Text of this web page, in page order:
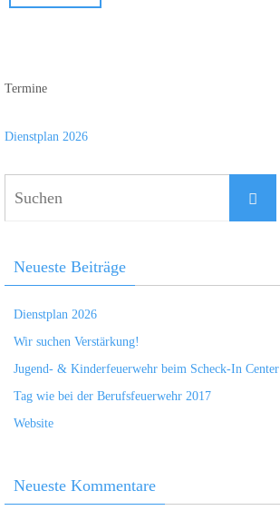
Termine
Dienstplan 2026
Neueste Beiträge
Dienstplan 2026
Wir suchen Verstärkung!
Jugend- & Kinderfeuerwehr beim Scheck-In Center
Tag wie bei der Berufsfeuerwehr 2017
Website
Neueste Kommentare